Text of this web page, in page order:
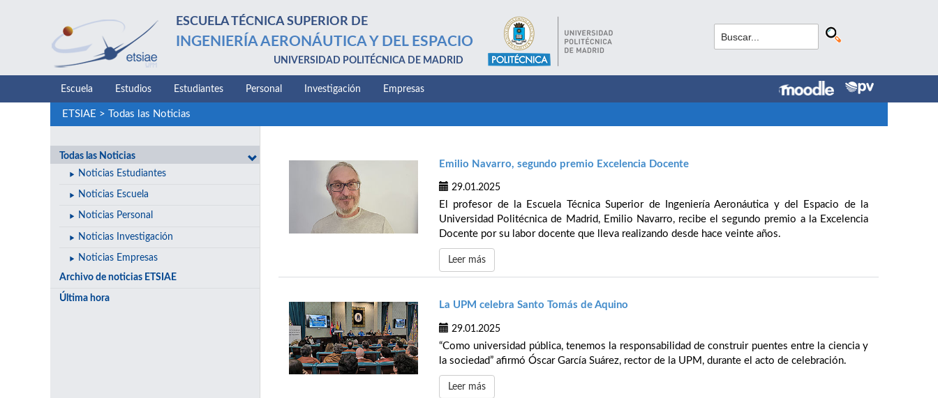
ESCUELA TÉCNICA SUPERIOR DE
INGENIERÍA AERONÁUTICA Y DEL ESPACIO
UNIVERSIDAD POLITÉCNICA DE MADRID
Escuela Estudios Estudiantes Personal Investigación Empresas
ETSIAE > Todas las Noticias
Todas las Noticias
Noticias Estudiantes
Noticias Escuela
Noticias Personal
Noticias Investigación
Noticias Empresas
Archivo de noticias ETSIAE
Última hora
Emilio Navarro, segundo premio Excelencia Docente
29.01.2025
El profesor de la Escuela Técnica Superior de Ingeniería Aeronáutica y del Espacio de la
Universidad Politécnica de Madrid, Emilio Navarro, recibe el segundo premio a la Excelencia
Docente por su labor docente que lleva realizando desde hace veinte años.
Leer más
La UPM celebra Santo Tomás de Aquino
29.01.2025
“Como universidad pública, tenemos la responsabilidad de construir puentes entre la ciencia y
la sociedad” afirmó Óscar García Suárez, rector de la UPM, durante el acto de celebración.
Leer más